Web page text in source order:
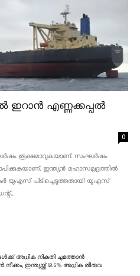
ഇറാൻ എണ്ണക്കപ്പൽ
0
രൂക്ഷമാവുകയാണ്. സംഘർഷം
ഇന്ത്യൻ മഹാസമുദ്രത്തിൽ
യുഎസ് പിടിച്ചെടുത്തതായി യുഎസ്
അധിക നികുതി ചുമത്താൻ
നീക്കം, ഇന്ത്യയ്ക്ക് 12.5% അധിക തീരുവ